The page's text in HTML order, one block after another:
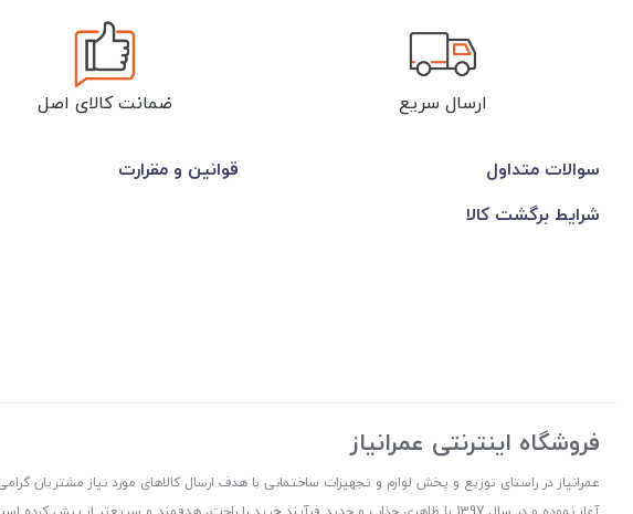
ارسال سریع ضمانت کالای اصل
سوالات متداول قوانین و مقرارت
شرایط برگشت کالا
فروشگاه اینترنتی عمرانیاز